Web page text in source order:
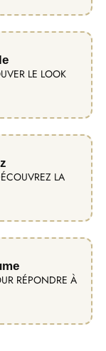
LE LOOK
LA
RÉPONDRE À